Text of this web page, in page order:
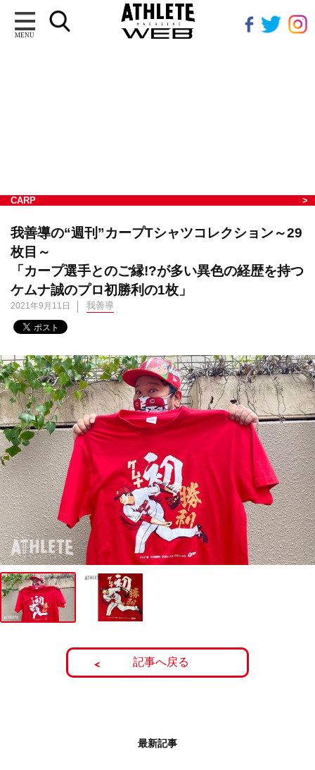
MENU
CARP
我善導の“週刊”カープTシャツコレクション～29
枚目～
「カープ選手とのご縁!?が多い異色の経歴を持つ
ケムナ誠のプロ初勝利の1枚」
2021年9月11日 我善導
記事へ戻る
最新記事